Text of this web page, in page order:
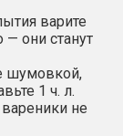
варите
они станут
шумовкой,
1 ч. л.
не